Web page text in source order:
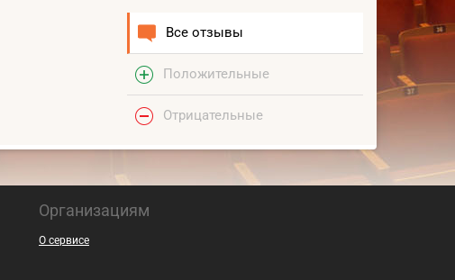
Все отзывы
Положительные
Отрицательные
Организациям
О сервисе